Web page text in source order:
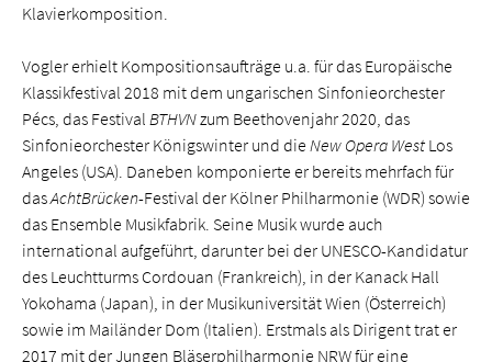
Klavierkomposition.
Vogler erhielt Kompositionsaufträge u.a. für das Europäische
Klassikfestival 2018 mit dem ungarischen Sinfonieorchester
Pécs, das Festival BTHVNzum Beethovenjahr 2020, das
Sinfonieorchester Königswinter und dieNew Opera West Los
Angeles (USA). Daneben komponierte er bereits mehrfach für
dasAchtBrücken-Festival der Kölner Philharmonie (WDR) sowie
das Ensemble Musikfabrik. Seine Musik wurde auch
international aufgeführt, darunter bei der UNESCO-Kandidatur
des Leuchtturms Cordouan (Frankreich), in der Kanack Hall
Yokohama (Japan), in der Musikuniversität Wien (Österreich)
sowie im Mailänder Dom (Italien). Erstmals als Dirigent trat er
2017 mit der Jungen Bläserphilharmonie NRW für eine